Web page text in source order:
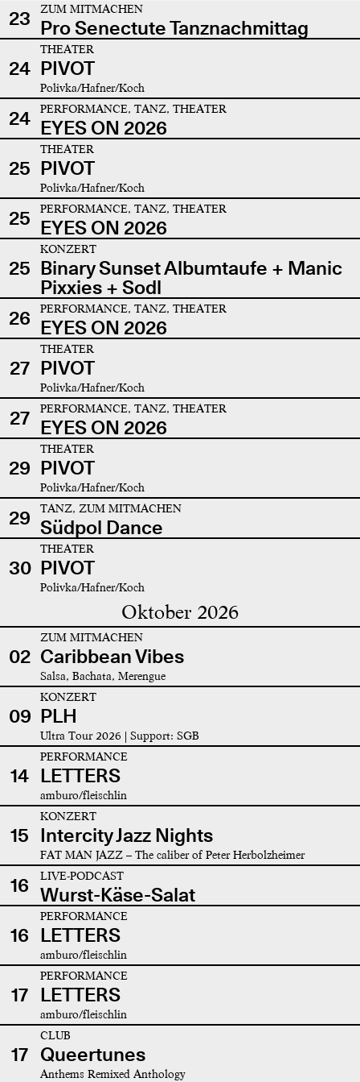
23
ZUM MITMACHEN
Pro Senectute Tanznachmittag
24
THEATER
PIVOT
Polivka/Hafner/Koch
24 PERFORMANCE, TANZ, THEATER
EYES ON 2026
25
THEATER
PIVOT
Polivka/Hafner/Koch
25 PERFORMANCE, TANZ, THEATER
EYES ON 2026
25
KONZERT
Binary Sunset Albumtaufe + Manic
Pixxies + Sodl
26
PERFORMANCE, TANZ, THEATER
EYES ON 2026
27
THEATER
PIVOT
Polivka/Hafner/Koch
27 PERFORMANCE, TANZ, THEATER
EYES ON 2026
29
THEATER
PIVOT
Polivka/Hafner/Koch
29 TANZ, ZUM MITMACHEN
Südpol Dance
30
THEATER
PIVOT
Polivka/Hafner/Koch
Oktober 2026
02
ZUM MITMACHEN
Caribbean Vibes
Salsa, Bachata, Merengue
09
KONZERT
PLH
Ultra Tour 2026 | Support: SGB
14
PERFORMANCE
LETTERS
amburo/fleischlin
15
KONZERT
Intercity Jazz Nights
FAT MAN JAZZ – The caliber of Peter Herbolzheimer
16 LIVE-PODCAST
Wurst-Käse-Salat
16
PERFORMANCE
LETTERS
amburo/fleischlin
17
PERFORMANCE
LETTERS
amburo/fleischlin
17
CLUB
Queertunes
Anthems Remixed Anthology